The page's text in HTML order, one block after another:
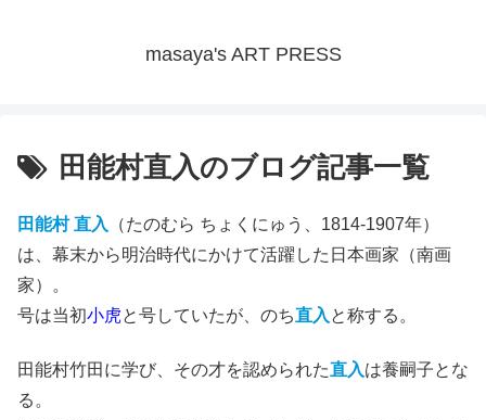
masaya's ART PRESS
田能村直入のブログ記事一覧
田能村 直入
（たのむら ちょくにゅう、1814-1907年）
は、幕末から明治時代にかけて活躍した日本画家（南画
家）。
号は当初小虎と号していたが、のち直入 と称する。
田能村竹田に学び、その才を認められた直入は養嗣子とな
る。